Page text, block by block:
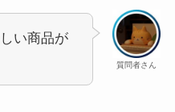
質問者さん
い商品が